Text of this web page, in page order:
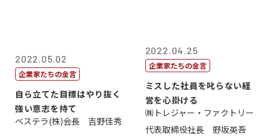
2022.05.02
企業家たちの金言
自ら立てた目標はやり抜く
強い意志を持て
ベステラ(株)会長 吉野佳秀
2022.04.25
企業家たちの金言
ミスした社員を叱らない経
営を心掛ける
㈱トレジャー・ファクトリー
代表取締役社長 野坂英吾